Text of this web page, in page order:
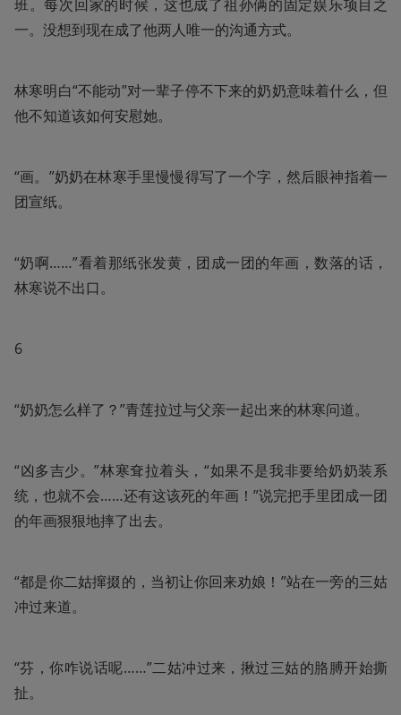
班。每次回家的时候，这也成了祖孙俩的固定娱乐项目之
一。没想到现在成了他两人唯一的沟通方式。
林寒明白“不能动”对一辈子停不下来的奶奶意味着什么，但
他不知道该如何安慰她。
“画。”奶奶在林寒手里慢慢得写了一个字，然后眼神指着一
团宣纸。
“奶啊……”看着那纸张发黄，团成一团的年画，数落的话，
林寒说不出口。
6
“奶奶怎么样了？”青莲拉过与父亲一起出来的林寒问道。
“凶多吉少。”林寒耷拉着头，“如果不是我非要给奶奶装系
统，也就不会……还有这该死的年画！”说完把手里团成一团
的年画狠狠地摔了出去。
“都是你二姑撺掇的，当初让你回来劝娘！”站在一旁的三姑
冲过来道。
“芬，你咋说话呢……”二姑冲过来，揪过三姑的胳膊开始撕
扯。